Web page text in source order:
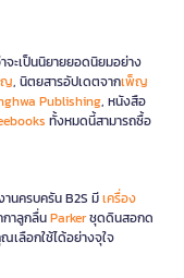
จะเป็นนิยายยอดนิยมอย่าง
ญ, นิตยสารอัปเดตจากเพ็ญ
Publishing, หนังสือ
ทั้งหมดนี้สามารถซื้อ
นครบครัน B2S มีเครื่อง
กาลูกลื่นParkerชุดดินสอกด
เลือกใช้ได้อย่างจุใจ